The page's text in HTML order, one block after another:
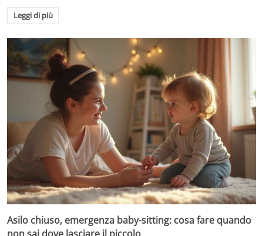
Leggi di più
Asilo chiuso, emergenza baby-sitting: cosa fare quando